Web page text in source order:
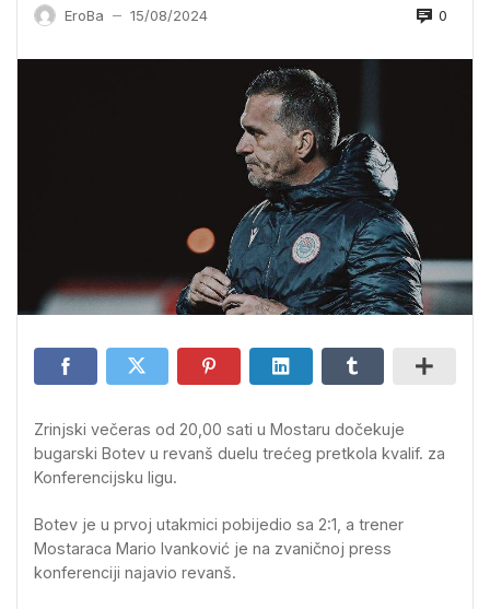
EroBa — 15/08/2024 0
Zrinjski večeras od 20,00 sati u Mostaru dočekuje
bugarski Botev u revanš duelu trećeg pretkola kvalif. za
Konferencijsku ligu.
Botev je u prvoj utakmici pobijedio sa 2:1, a trener
Mostaraca Mario Ivanković je na zvaničnoj press
konferenciji najavio revanš.